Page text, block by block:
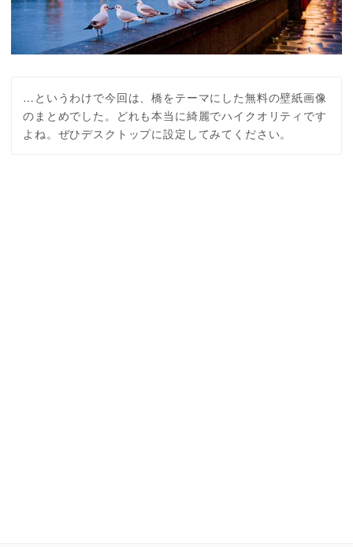
…というわけで今回は、橋をテーマにした無料の壁紙画像
のまとめでした。どれも本当に綺麗でハイクオリティです
よね。ぜひデスクトップに設定してみてください。